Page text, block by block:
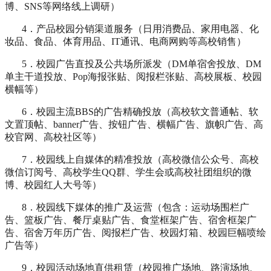
博、SNS等网络线上调研）
4．产品校园分销渠道服务（日用消费品、家用电器、化
妆品、食品、体育用品、IT通讯、电商网购等高校销售）
5．校园广告直投及公共场所派发（DM单宿舍投放、DM
单主干道投放、Pop海报张贴、阅报栏张贴、高校展板、校园
横幅等）
6．校园主流BBS的广告精确投放（高校软文普通帖、软
文置顶帖、banner广告、按钮广告、横幅广告、旗帜广告、高
校官网、高校社区等）
7．校园线上自媒体的精准投放（高校微信公众号、高校
微信订阅号、高校学生QQ群、学生会或高校社团组织的微
博、校园红人大号等）
8．校园线下媒体的推广及运营（包含：运动场围栏广
告、篮板广告、餐厅桌贴广告、食堂框架广告、宿舍框架广
告、宿舍万年历广告、阅报栏广告、校园灯箱、校园巨幅喷绘
广告等）
9．校园活动场地直供租赁（校园推广场地、路演场地、